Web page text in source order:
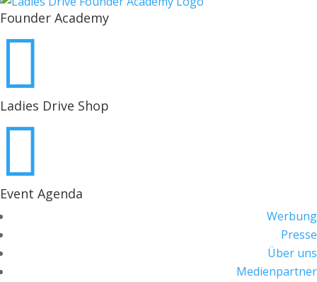
Founder Academy

Ladies Drive Shop

Event Agenda
Werbung
Presse
Über uns
Medienpartner